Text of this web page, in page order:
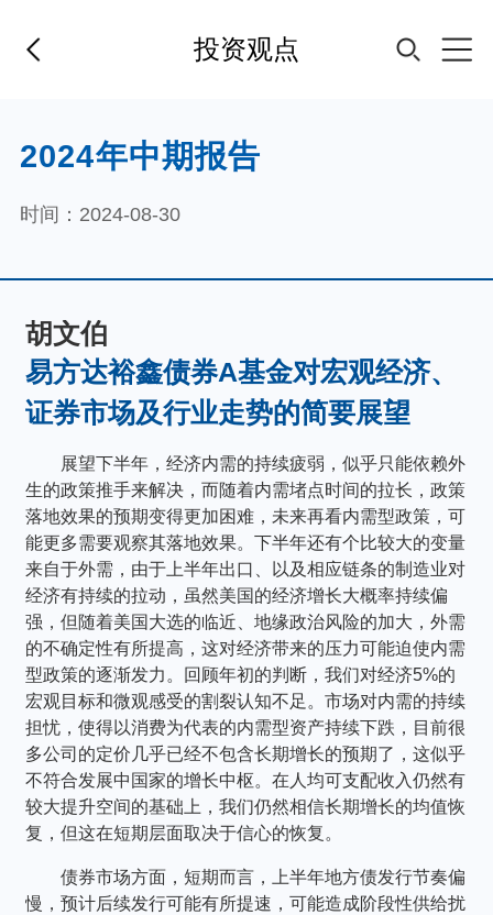
投资观点
基金经理
基金产品
指数专区
FOF
个人养老金
投资顾问
关于我们
我的账户
客服中心
English
2024年中期报告
时间：2024-08-30
胡文伯
易方达裕鑫债券A基金对宏观经济、
证券市场及行业走势的简要展望
展望下半年，经济内需的持续疲弱，似乎只能依赖外
生的政策推手来解决，而随着内需堵点时间的拉长，政策
落地效果的预期变得更加困难，未来再看内需型政策，可
能更多需要观察其落地效果。下半年还有个比较大的变量
来自于外需，由于上半年出口、以及相应链条的制造业对
经济有持续的拉动，虽然美国的经济增长大概率持续偏
强，但随着美国大选的临近、地缘政治风险的加大，外需
的不确定性有所提高，这对经济带来的压力可能迫使内需
型政策的逐渐发力。回顾年初的判断，我们对经济5%的
宏观目标和微观感受的割裂认知不足。市场对内需的持续
担忧，使得以消费为代表的内需型资产持续下跌，目前很
多公司的定价几乎已经不包含长期增长的预期了，这似乎
不符合发展中国家的增长中枢。在人均可支配收入仍然有
较大提升空间的基础上，我们仍然相信长期增长的均值恢
复，但这在短期层面取决于信心的恢复。
债券市场方面，短期而言，上半年地方债发行节奏偏
慢，预计后续发行可能有所提速，可能造成阶段性供给扰